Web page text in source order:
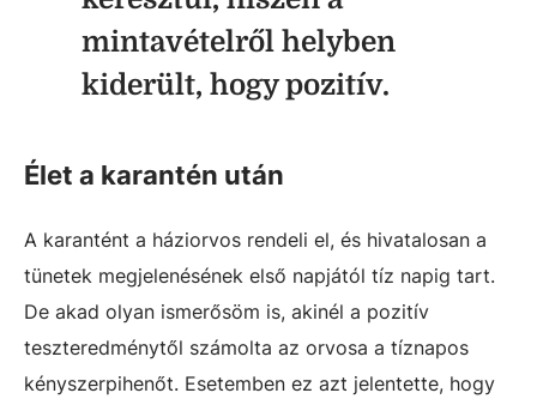
mintavételről helyben
kiderült, hogy pozitív.
Élet a karantén után
A karantént a háziorvos rendeli el, és hivatalosan a
tünetek megjelenésének első napjától tíz napig tart.
De akad olyan ismerősöm is, akinél a pozitív
teszteredménytől számolta az orvosa a tíznapos
kényszerpihenőt. Esetemben ez azt jelentette, hogy